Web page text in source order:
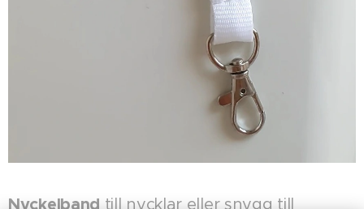
Nyckelband till nycklar eller snygg till